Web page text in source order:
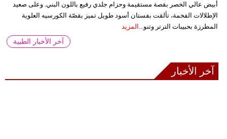
أبيض عالي الخصر بقصة مستقيمة وحزام جلدي رفيع باللون البني. وعلى صعيد
الإطلالات الفخمة، تألقت بفستان أسود طويل تميز بقصّة الكورسيه العلوية
المطرزة بحبيبات الترتر وتنو... المزيد
آخر الأخبار الطبية
آخر الأخبار